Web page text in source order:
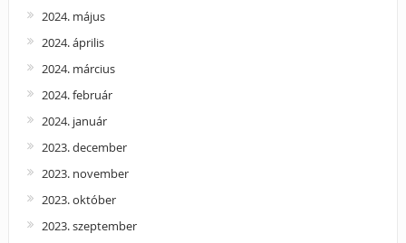
2024. május
2024. április
2024. március
2024. február
2024. január
2023. december
2023. november
2023. október
2023. szeptember